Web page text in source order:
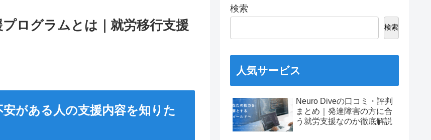
ログラムとは｜就労移行支援
がある人の支援内容を知りた
検索
検索
人気サービス
Neuro Diveの口コミ・評判
まとめ｜発達障害の方に合
う就労支援なのか徹底解説